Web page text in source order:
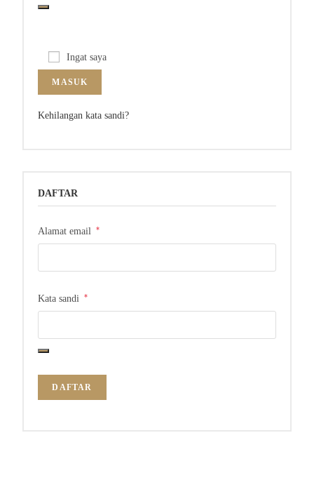
Ingat saya
MASUK
Kehilangan kata sandi?
DAFTAR
Alamat email *
Kata sandi *
DAFTAR